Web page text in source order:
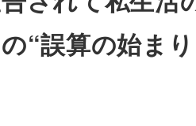
“誤算の始ま